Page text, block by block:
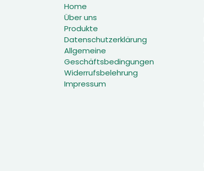
Home
Über uns
Produkte
Datenschutzerklärung
Allgemeine
Geschäftsbedingungen
Widerrufsbelehrung
Impressum